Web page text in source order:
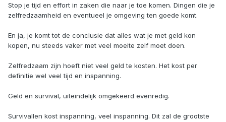
Stop je tijd en effort in zaken die naar je toe komen. Dingen die je
zelfredzaamheid en eventueel je omgeving ten goede komt.
En ja, je komt tot de conclusie dat alles wat je met geld kon
kopen, nu steeds vaker met veel moeite zelf moet doen.
Zelfredzaam zijn hoeft niet veel geld te kosten. Het kost per
definitie wel veel tijd en inspanning.
Geld en survival, uiteindelijk omgekeerd evenredig.
Survivallen kost inspanning, veel inspanning. Dit zal de grootste